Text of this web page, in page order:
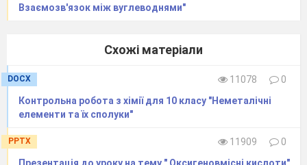
Взаємозв'язок між вуглеводнями"
Схожі матеріали
DOCX 11078
0
​Контрольна робота з хімії для 10 класу "Неметалічні
елементи та їх сполуки"
PPTX 11909
0
Презентація до уроку на тему " Оксигеновмісні кислоти"